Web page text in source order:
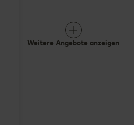
Weitere Angebote anzeigen